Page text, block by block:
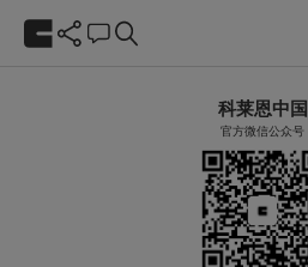
科莱恩中国
官方微信公众号